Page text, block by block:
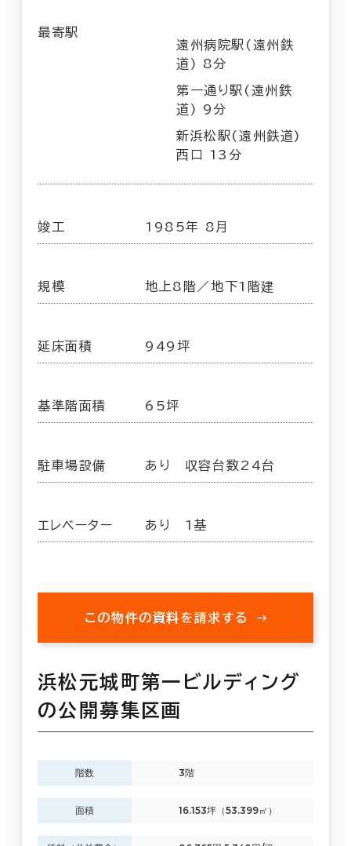
最寄駅
遠州病院駅(遠州鉄
道) 8分
第一通り駅(遠州鉄
道) 9分
新浜松駅(遠州鉄道)
西口 13分
竣工 1985年 8月
規模 地上8階／地下1階建
延床面積 949坪
基準階面積 65坪
駐車場設備 あり 収容台数24台
エレベーター あり 1基
この物件の資料を請求する
浜松元城町第一ビルディング
の公開募集区画
階数 3階
面積 16.153坪（53.399㎡）